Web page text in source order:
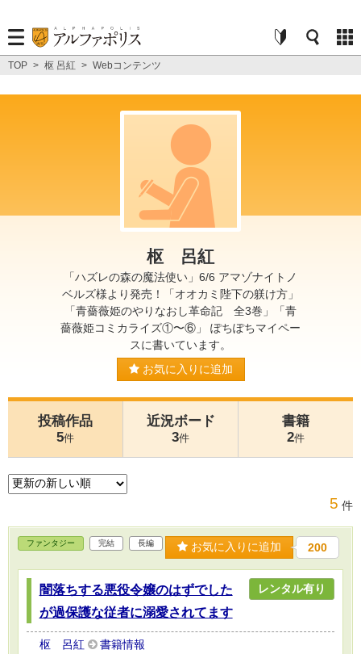
TOP > 枢 呂紅 > Webコンテンツ
枢 呂紅
「ハズレの森の魔法使い」6/6 アマゾナイトノ
ベルズ様より発売！「オオカミ陛下の躾け方」
「青薔薇姫のやりなおし革命記 全3巻」「青
薔薇姫コミカライズ①〜⑥」 ぽちぽちマイペー
スに書いています。
お気に入りに追加
投稿作品
5件
近況ボード
3件
書籍
2件
5 件
ファンタジー 完結 長編 お気に入りに追加 200
闇落ちする悪役令嬢のはずでした
が過保護な従者に溺愛されてます
レンタル有り
枢 呂紅 書籍情報